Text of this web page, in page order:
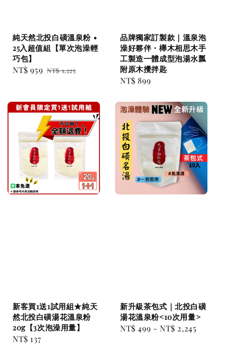
純天然北投白磺溫泉粉 •
25入超值組【單次泡澡輕
巧包】
Sale
NT$ 959 Regular
NT$ 1,225
品牌獨家訂製款｜溫泉泡
澡好夥伴・櫸木相思木手
工製造一體成型泡湯水瓢
附原木攪拌匙
Regular
NT$ 899
新客買1送1試用組★純天
然北投白磺湯花溫泉粉
20g【3次泡澡用量】
Regular
NT$ 137
新升級茶包式｜北投白磺
湯花溫泉粉<10次用量>
Regular
NT$ 499 -NT$ 2,245